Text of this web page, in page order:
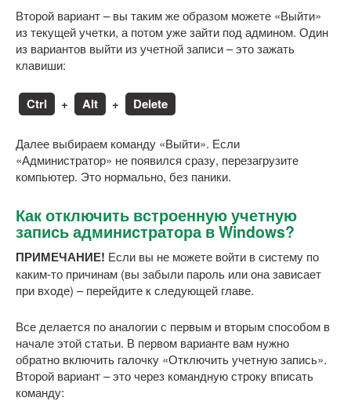
Второй вариант – вы таким же образом можете «Выйти»
из текущей учетки, а потом уже зайти под админом. Один
из вариантов выйти из учетной записи – это зажать
клавиши:
Ctrl + Alt + Delete
Далее выбираем команду «Выйти». Если
«Администратор» не появился сразу, перезагрузите
компьютер. Это нормально, без паники.
Как отключить встроенную учетную
запись администратора в Windows?
ПРИМЕЧАНИЕ! Если вы не можете войти в систему по
каким-то причинам (вы забыли пароль или она зависает
при входе) – перейдите к следующей главе.
Все делается по аналогии с первым и вторым способом в
начале этой статьи. В первом варианте вам нужно
обратно включить галочку «Отключить учетную запись».
Второй вариант – это через командную строку вписать
команду: